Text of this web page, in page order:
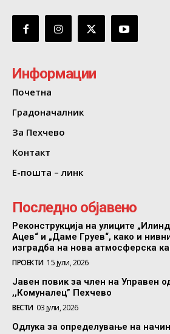
Информации
Почетна
Градоначалник
За Пехчево
Контакт
Е-пошта – линк
Последно објавено
Реконструкција на улиците
Ацев“ и „Даме Груев“, како и
изградба на нова атмосферска
ПРОЕКТИ 15 јули, 2026
Јавен повик за член на Управен
,,Комуналец” Пехчево
ВЕСТИ 03 јули, 2026
Одлука за определување на